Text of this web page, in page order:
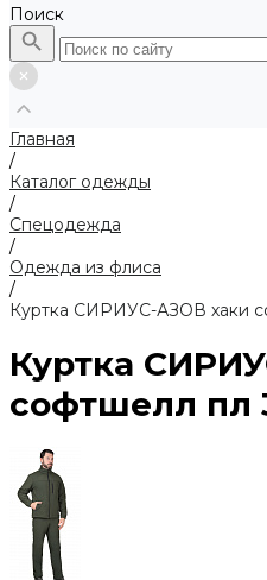
Поиск
Главная
/
Каталог одежды
/
Спецодежда
/
Одежда из флиса
/
Куртка СИРИУС-АЗОВ хаки
Куртка
софтшелл пл